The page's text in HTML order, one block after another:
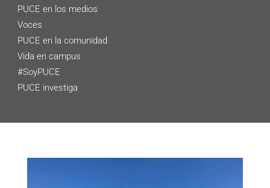
PUCE en los medios
Voces
PUCE en la comunidad
Vida en campus
#SoyPUCE
PUCE investiga